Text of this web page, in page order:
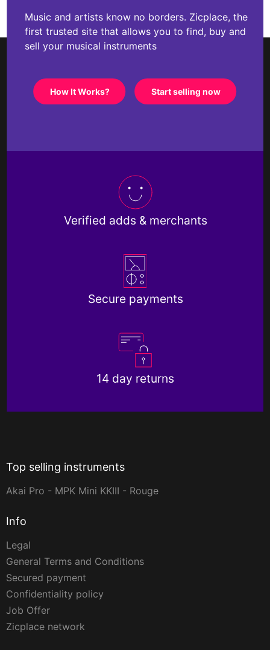
Music and artists know no borders. Zicplace, the
first trusted site that allows you to find, buy and
sell your musical instruments
How It Works? Start selling now
Verified adds & merchants
Secure payments
14 day returns
Top selling instruments
Akai Pro - MPK Mini KKIII - Rouge
Info
Legal
General Terms and Conditions
Secured payment
Confidentiality policy
Job Offer
Zicplace network